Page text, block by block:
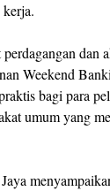
dan
Weekend
bagi para
umum yang